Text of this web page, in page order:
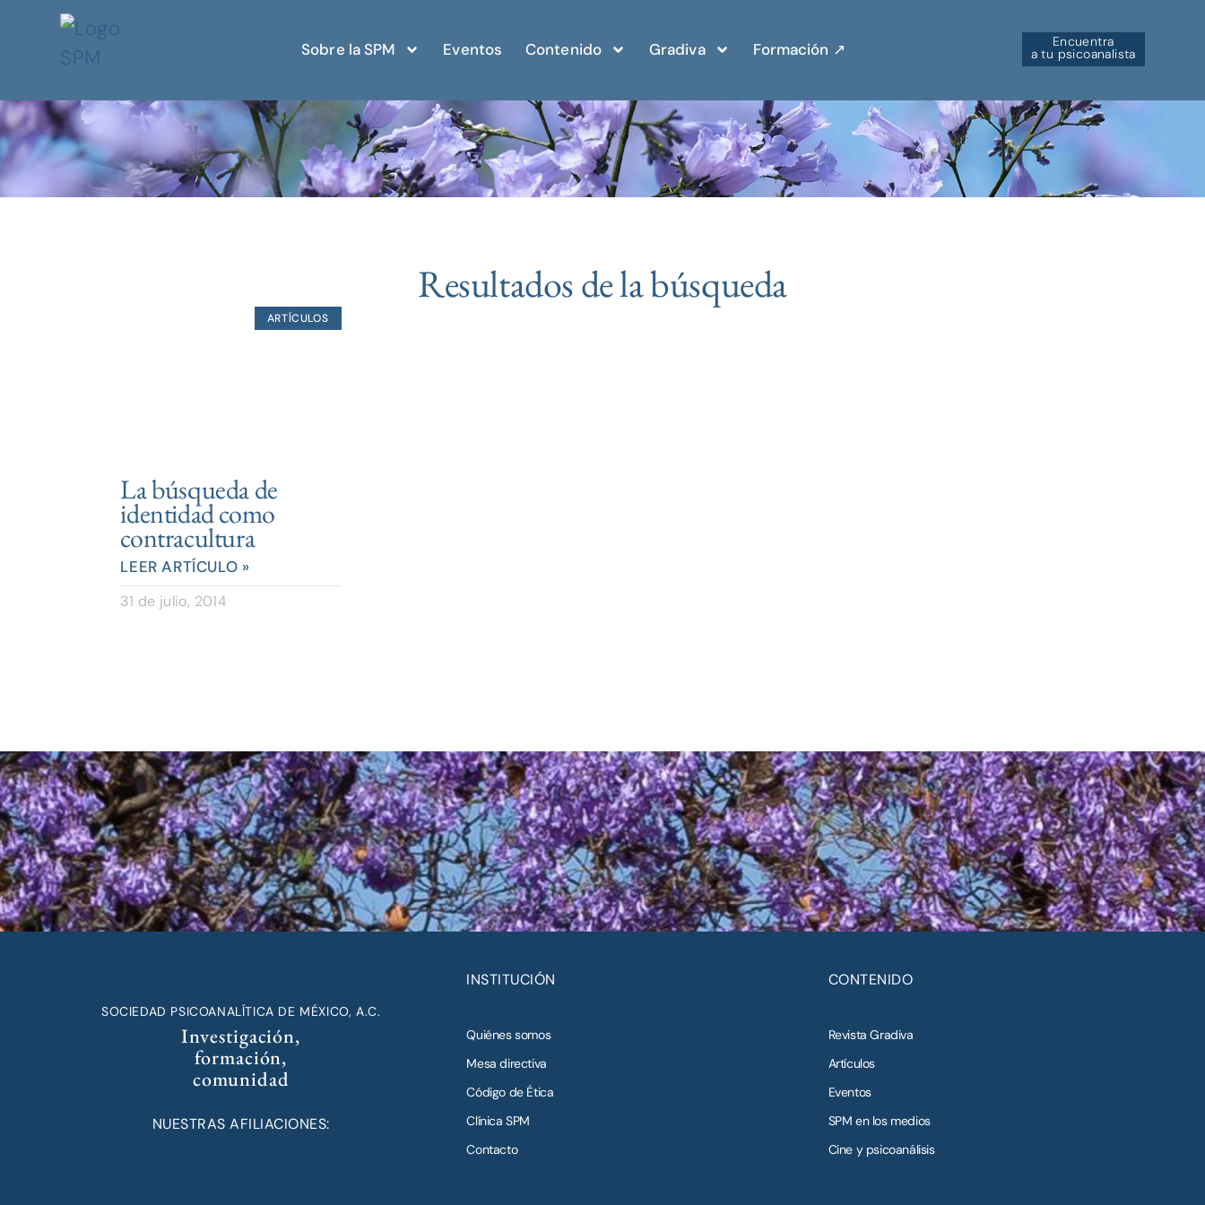
Sobre la SPM Eventos Contenido Gradiva Formación ↗︎ Encuentra
a tu psicoanalista
Resultados de la búsqueda
ARTÍCULOS
La búsqueda de
identidad como
contracultura
LEER ARTÍCULO »
31 de julio, 2014
SOCIEDAD PSICOANALÍTICA DE MÉXICO, A.C.
Investigación,
formación,
comunidad
NUESTRAS AFILIACIONES:
INSTITUCIÓN
Quiénes somos
Mesa directiva
Código de Ética
Clínica SPM
Contacto
CONTENIDO
Revista Gradiva
Artículos
Eventos
SPM en los medios
Cine y psicoanálisis